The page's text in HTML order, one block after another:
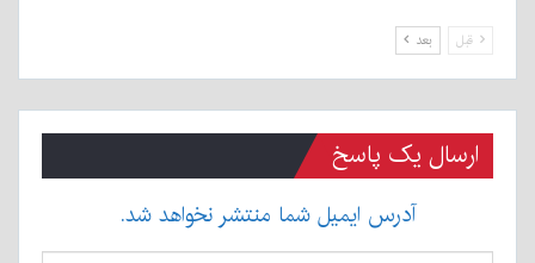
قبل بعد
ارسال یک پاسخ
آدرس ایمیل شما منتشر نخواهد شد.